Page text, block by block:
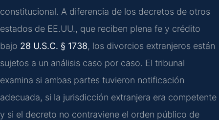
constitucional. A diferencia de los decretos de otros
estados de EE.UU., que reciben plena fe y crédito
bajo 28 U.S.C. § 1738, los divorcios extranjeros están
sujetos a un análisis caso por caso. El tribunal
examina si ambas partes tuvieron notificación
adecuada, si la jurisdicción extranjera era competente
y si el decreto no contraviene el orden público de